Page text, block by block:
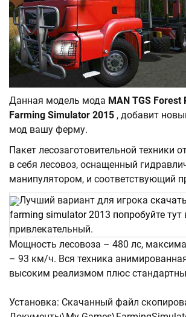
Данная модель мода MAN TGS Forest
Farming Simulator 2015 , добавит
мод вашу ферму.
Пакет лесозаготовительной техники
в себя лесовоз, оснащенный
манипулятором, и соответствующий
Лучший вариант для игрока
farming simulator 2013 попробуйте тут
привлекательный.
Мощность лесовоза – 480 лс,
– 93 км/ч. Вся техника
высоким реализмом плюс
Установка: Скачанный файл